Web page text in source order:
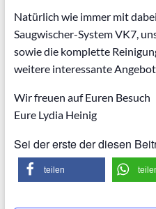
Natürlich wie immer mit
Saugwischer-System VK7,
sowie die komplette
weitere interessante
Wir freuen auf Euren Besuch
Eure Lydia Heinig
Sei der erste der diesen
teilen